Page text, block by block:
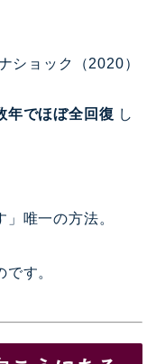
ショック（2020）
年でほぼ全回復 し
」唯一の方法。
す。